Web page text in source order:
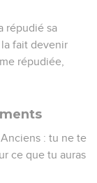
répudié sa
fait devenir
répudiée,
: tu ne te
ce que tu auras